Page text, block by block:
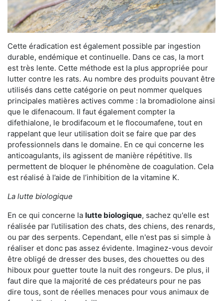
Cette éradication est également possible par ingestion
durable, endémique et continuelle. Dans ce cas, la mort
est très lente. Cette méthode est la plus appropriée pour
lutter contre les rats. Au nombre des produits pouvant être
utilisés dans cette catégorie on peut nommer quelques
principales matières actives comme : la bromadiolone ainsi
que le difenacoum. Il faut également compter la
difethialone, le brodifacoum et le flocoumafene, tout en
rappelant que leur utilisation doit se faire que par des
professionnels dans le domaine. En ce qui concerne les
anticoagulants, ils agissent de manière répétitive. Ils
permettent de bloquer le phénomène de coagulation. Cela
est réalisé à l’aide de l’inhibition de la vitamine K.
La lutte biologique
En ce qui concerne la lutte biologique, sachez qu'elle est
réalisée par l’utilisation des chats, des chiens, des renards,
ou par des serpents. Cependant, elle n'est pas si simple à
réaliser et donc pas assez évidente. Imaginez-vous devoir
être obligé de dresser des buses, des chouettes ou des
hiboux pour guetter toute la nuit des rongeurs. De plus, il
faut dire que la majorité de ces prédateurs pour ne pas
dire tous, sont de réelles menaces pour vous animaux de